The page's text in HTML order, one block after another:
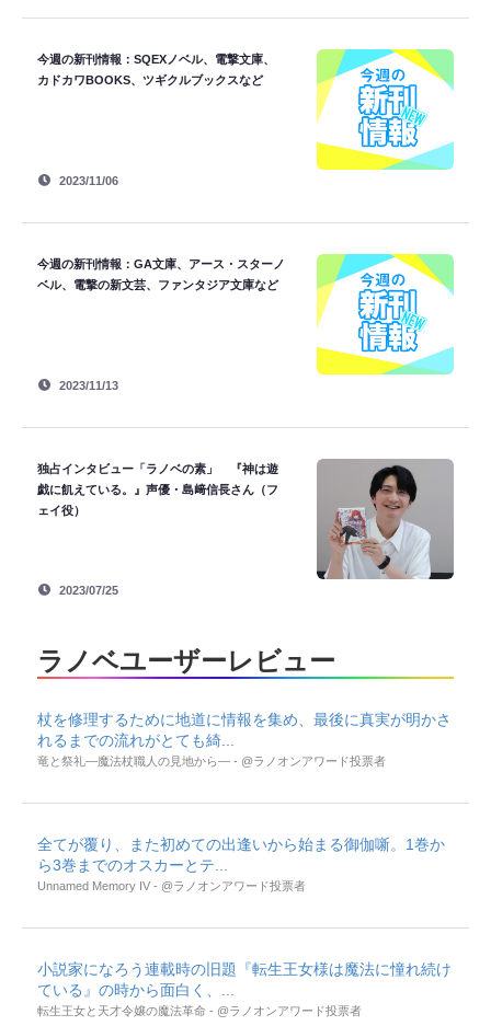
今週の新刊情報：SQEXノベル、電撃文庫、
カドカワBOOKS、ツギクルブックスなど
2023/11/06
今週の新刊情報：GA文庫、アース・スターノ
ベル、電撃の新文芸、ファンタジア文庫など
2023/11/13
独占インタビュー「ラノベの素」 『神は遊
戯に飢えている。』声優・島﨑信長さん（フ
ェイ役）
2023/07/25
ラノベユーザーレビュー
杖を修理するために地道に情報を集め、最後に真実が明かさ
れるまでの流れがとても綺...
竜と祭礼―魔法杖職人の見地から― - @ラノオンアワード投票者
全てが覆り、また初めての出逢いから始まる御伽噺。1巻か
ら3巻までのオスカーとテ...
Unnamed Memory IV - @ラノオンアワード投票者
小説家になろう連載時の旧題『転生王女様は魔法に憧れ続け
ている』の時から面白く、...
転生王女と天才令嬢の魔法革命 - @ラノオンアワード投票者